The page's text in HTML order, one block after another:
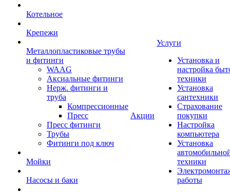
Котельное
Крепежи
Металлопластиковые трубы
и фитинги
WAAG
Аксиальные фитинги
Нерж. фитинги и
труба
Компрессионные
Пресс
Пресс фитинги
Трубы
Фитинги под ключ
Мойки
Насосы и баки
Акции
Услуги
Установка и
настройка
техники
Установка
сантехники
Страхование
покупки
Настройка
компьютера
Установка
техники
работы